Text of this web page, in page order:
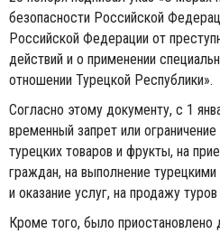
безопасности Российской
Российской Федерации от
действий и о применении
отношении Турецкой Республики».
Согласно этому документу, с 1
временный запрет или
турецких товаров и фрукты, на
граждан, на выполнение
и оказание услуг, на продажу
Кроме того, было приостановлено